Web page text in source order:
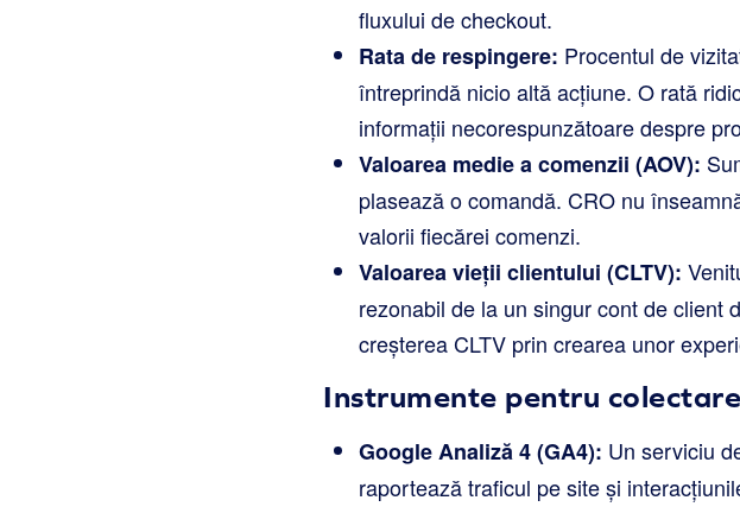
fluxului de checkout.
Rata de respingere: Procentul de
întreprindă nicio altă acțiune. O rată
informații necorespunzătoare despre
Valoarea medie a comenzii (AOV):
plasează o comandă. CRO nu
valorii fiecărei comenzi.
Valoarea vieții clientului (CLTV):
rezonabil de la un singur cont de client
creșterea CLTV prin crearea unor
Instrumente pentru
Google Analiză 4 (GA4): Un serviciu
raportează traficul pe site și